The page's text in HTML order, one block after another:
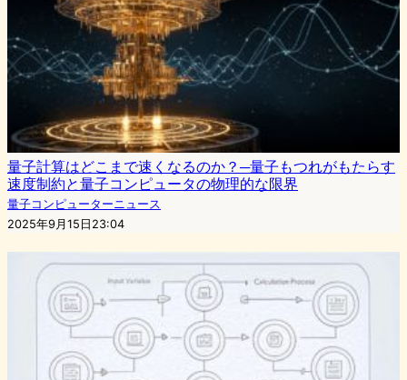
量子計算はどこまで速くなるのか？─量子もつれがもたらす
速度制約と量子コンピュータの物理的な限界
量子コンピューターニュース
2025年9月15日23:04